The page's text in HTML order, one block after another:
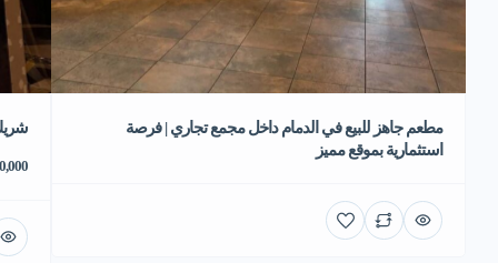
مطعم جاهز للبيع في الدمام داخل مجمع تجاري | فرصة
استثمارية بموقع مميز
70,000